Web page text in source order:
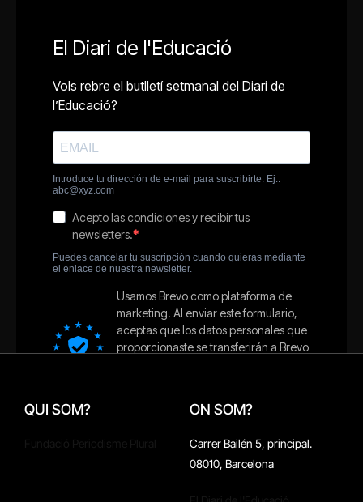
QUI SOM? ON SOM?
Carrer Bailén 5, principal.
08010, Barcelona